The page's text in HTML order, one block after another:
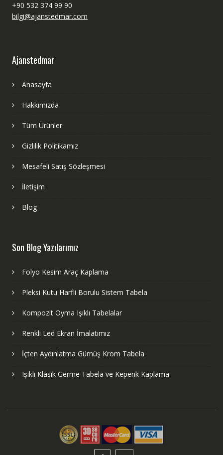
+90 532 374 99 90
bilgi@ajanstedmar.com
Ajanstedmar
Anasayfa
Hakkımızda
Tüm Ürünler
Gizlilik Politikamız
Mesafeli Satış Sözleşmesi
İletişim
Blog
Son Blog Yazılarımız
Folyo Kesim Araç Kaplama
Pleksi Kutu Harfli Borulu Sistem Tabela
Kompozit Oyma Işıklı Tabelalar
Renkli Led Ekran İmalatımız
İçten Aydınlatma Gümüş Krom Tabela
Işıklı Klasik Germe Tabela ve Kepenk Kaplama